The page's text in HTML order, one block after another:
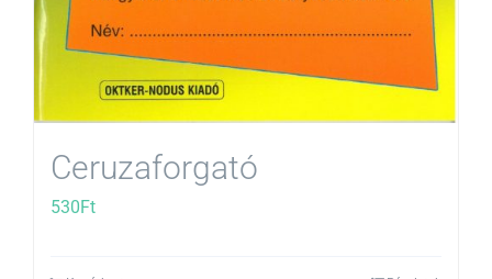
Ceruzaforgató
530Ft